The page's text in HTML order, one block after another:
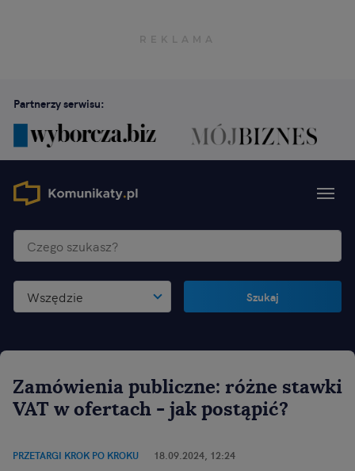
Partnerzy serwisu:
Wszędzie Szukaj
Zamówienia publiczne: różne stawki
VAT w ofertach - jak postąpić?
PRZETARGI KROK PO KROKU 18.09.2024, 12:24